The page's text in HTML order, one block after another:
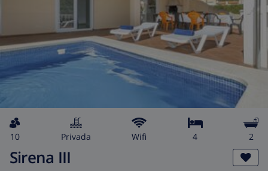
10 privada wifi 4 2
Sirena III